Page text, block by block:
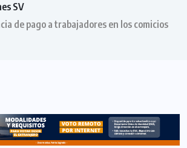
SV
de pago a trabajadores en los comicios